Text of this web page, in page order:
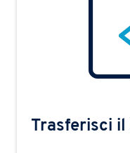
Trasferisci